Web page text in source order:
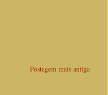
Postagem mais antiga